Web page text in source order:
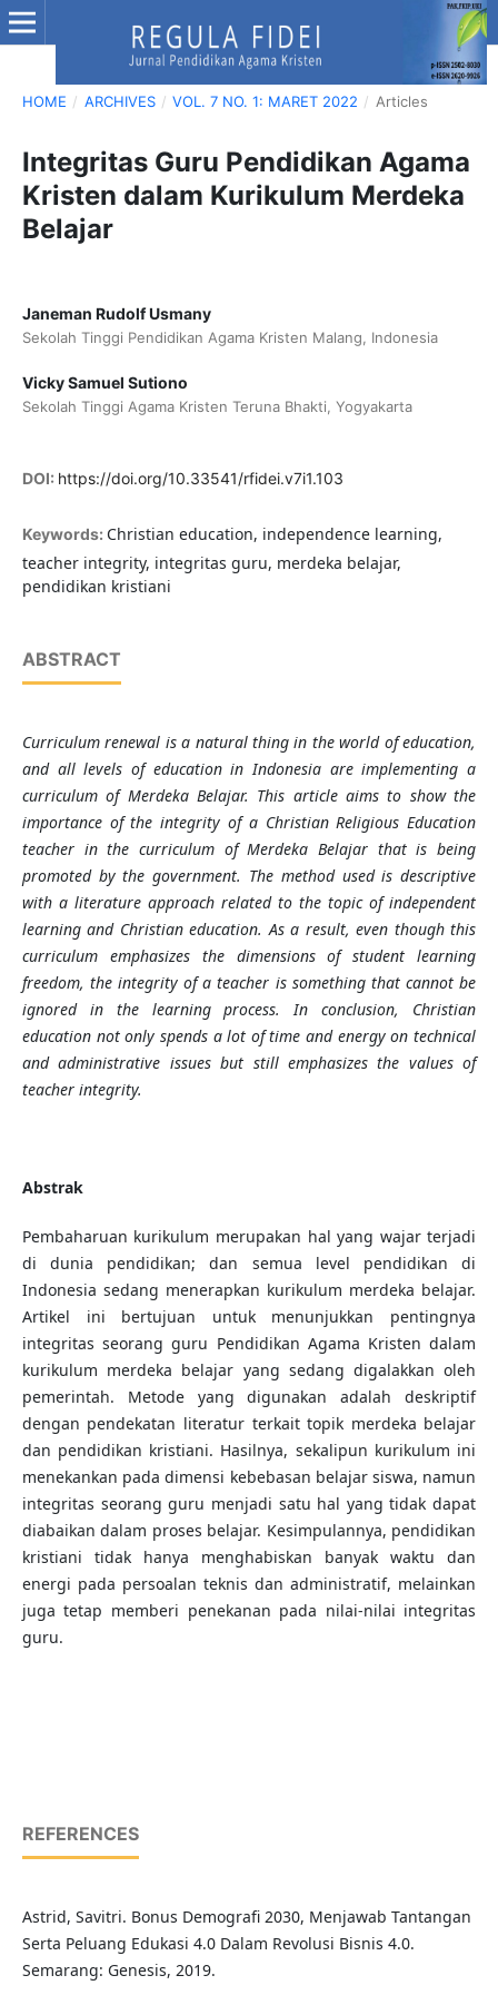
HOME / ARCHIVES / VOL. 7 NO. 1: MARET 2022 / Articles
Integritas Guru Pendidikan Agama
Kristen dalam Kurikulum Merdeka
Belajar
Janeman Rudolf Usmany
Sekolah Tinggi Pendidikan Agama Kristen Malang, Indonesia
Vicky Samuel Sutiono
Sekolah Tinggi Agama Kristen Teruna Bhakti, Yogyakarta
DOI: https://doi.org/10.33541/rfidei.v7i1.103
Keywords: Christian education, independence learning,
teacher integrity, integritas guru, merdeka belajar,
pendidikan kristiani
ABSTRACT
Curriculum renewal is a natural thing in the world of education,
and all levels of education in Indonesia are implementing a
curriculum of Merdeka Belajar. This article aims to show the
importance of the integrity of a Christian Religious Education
teacher in the curriculum of Merdeka Belajar that is being
promoted by the government. The method used is descriptive
with a literature approach related to the topic of independent
learning and Christian education. As a result, even though this
curriculum emphasizes the dimensions of student learning
freedom, the integrity of a teacher is something that cannot be
ignored in the learning process. In conclusion, Christian
education not only spends a lot of time and energy on technical
and administrative issues but still emphasizes the values of
teacher integrity.
Abstrak
Pembaharuan kurikulum merupakan hal yang wajar terjadi
di dunia pendidikan; dan semua level pendidikan di
Indonesia sedang menerapkan kurikulum merdeka belajar.
Artikel ini bertujuan untuk menunjukkan pentingnya
integritas seorang guru Pendidikan Agama Kristen dalam
kurikulum merdeka belajar yang sedang digalakkan oleh
pemerintah. Metode yang digunakan adalah deskriptif
dengan pendekatan literatur terkait topik merdeka belajar
dan pendidikan kristiani. Hasilnya, sekalipun kurikulum ini
menekankan pada dimensi kebebasan belajar siswa, namun
integritas seorang guru menjadi satu hal yang tidak dapat
diabaikan dalam proses belajar. Kesimpulannya, pendidikan
kristiani tidak hanya menghabiskan banyak waktu dan
energi pada persoalan teknis dan administratif, melainkan
juga tetap memberi penekanan pada nilai-nilai integritas
guru.
REFERENCES
Astrid, Savitri. Bonus Demografi 2030, Menjawab Tantangan
Serta Peluang Edukasi 4.0 Dalam Revolusi Bisnis 4.0.
Semarang: Genesis, 2019.